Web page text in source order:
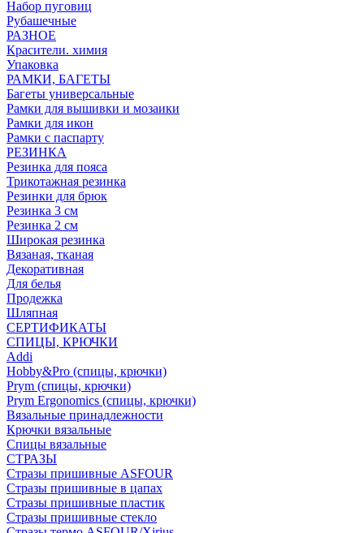
Набор пуговиц
Рубашечные
РАЗНОЕ
Красители. химия
Упаковка
РАМКИ, БАГЕТЫ
Багеты универсальные
Рамки для вышивки и мозаики
Рамки для икон
Рамки с паспарту
РЕЗИНКА
Резинка для пояса
Трикотажная резинка
Резинки для брюк
Резинка 3 см
Резинка 2 см
Широкая резинка
Вязаная, тканая
Декоративная
Для белья
Продежка
Шляпная
СЕРТИФИКАТЫ
СПИЦЫ, КРЮЧКИ
Addi
Hobby&Pro (спицы, крючки)
Prym (спицы, крючки)
Prym Ergonomics (спицы, крючки)
Вязальные принадлежности
Крючки вязальные
Спицы вязальные
СТРАЗЫ
Стразы пришивные ASFOUR
Стразы пришивные в цапах
Стразы пришивные пластик
Стразы пришивные стекло